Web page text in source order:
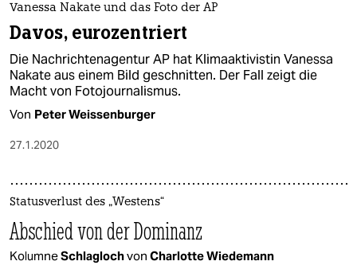
Vanessa Nakate und das Foto der AP
Davos, eurozentriert
Die Nachrichtenagentur AP hat Klimaaktivistin Vanessa
Nakate aus einem Bild geschnitten. Der Fall zeigt die
Macht von Fotojournalismus.
Von Peter Weissenburger
27.1.2020
Statusverlust des „Westens“
Abschied von der Dominanz
KolumneSchlaglochvon Charlotte Wiedemann